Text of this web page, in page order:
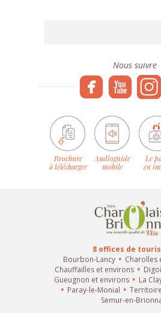
Nous suivre
Brochure
à télécharger
Audioguide
mobile
Le
en
8 offices de
Bourbon-Lancy
Charolles
Chauffailles et environs
Gueugnon et environs
La
Paray-le-Monial
Semur-en-